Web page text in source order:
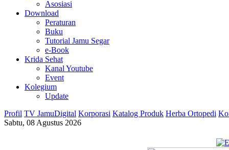
Asosiasi
Download
Peraturan
Buku
Tutorial Jamu Segar
e-Book
Krida Sehat
Kanal Youtube
Event
Kolegium
Update
Profil TV JamuDigital Korporasi Katalog Produk Herba Ortopedi
Sabtu, 08 Agustus 2026